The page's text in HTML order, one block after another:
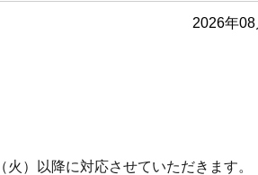
2026年08
）以降に対応させていただきます。